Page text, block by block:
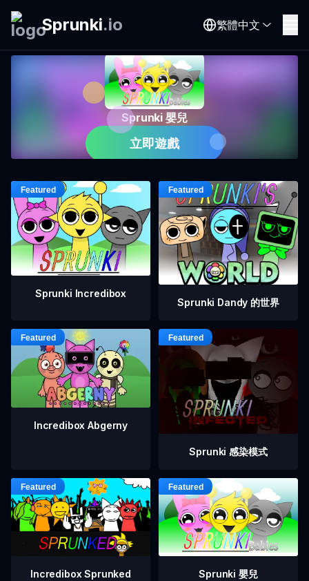
Sprunki.io 繁體中文
Sprunki 嬰兒
立即遊戲
Sprunki Incredibox
Sprunki Dandy 的世界
Incredibox Abgerny
Sprunki 感染模式
Incredibox Sprunked Sprunki 嬰兒